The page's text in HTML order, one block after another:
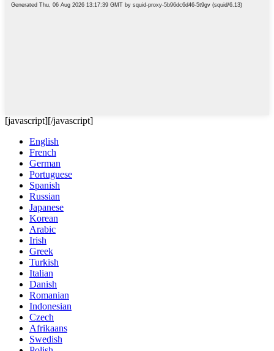
[javascript][/javascript]
English
French
German
Portuguese
Spanish
Russian
Japanese
Korean
Arabic
Irish
Greek
Turkish
Italian
Danish
Romanian
Indonesian
Czech
Afrikaans
Swedish